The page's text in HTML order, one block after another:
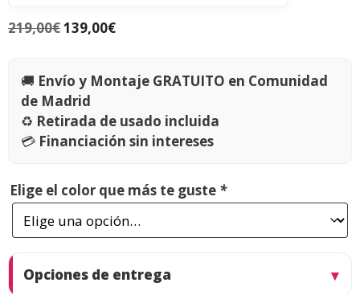
219,00€139,00€
🚚 Envío y Montaje GRATUITO en Comunidad
de Madrid
♻️ Retirada de usado incluida
💳 Financiación sin intereses
Elige el color que más te guste *
Opciones de entrega